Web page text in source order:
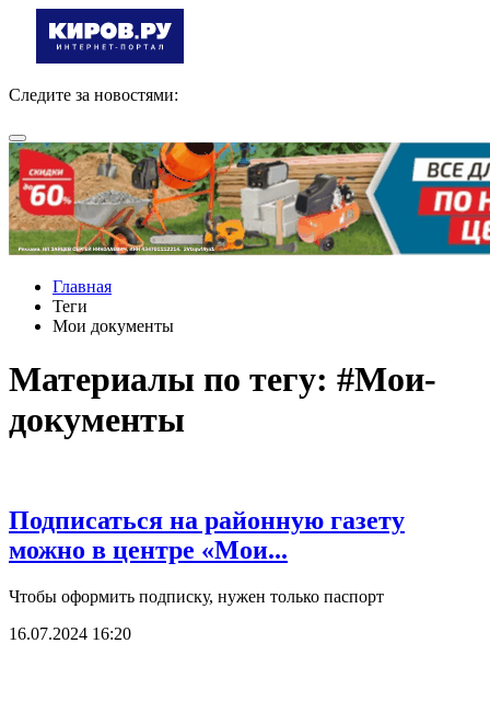
Следите за новостями:
Главная
Теги
Мои документы
Материалы по тегу: #Мои-
документы
Подписаться на районную газету
можно в центре «Мои...
Чтобы оформить подписку, нужен только паспорт
16.07.2024 16:20